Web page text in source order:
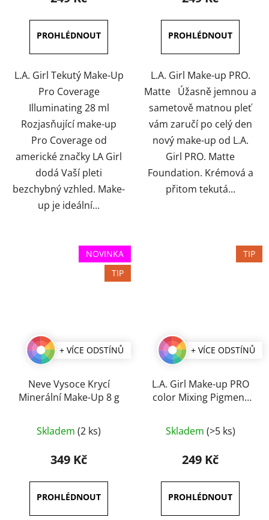
3,6
z
5
hvězdiček.
L.A. Girl Tekutý Make-Up
Pro Coverage
Illuminating 28 ml
Rozjasňující make-up
Pro Coverage od
americké značky LA Girl
dodá Vaší pleti
bezchybný vzhled. Make-
up je ideální...
4,5
z
5
hvězdiček.
L.A. Girl Make-up PRO.
Matte Úžasně jemnou a
sametově matnou pleť
vám zaručí po celý den
nový make-up od L.A.
Girl PRO. Matte
Foundation. Krémová a
přitom tekutá...
NOVINKA
TIP
+ VÍCE ODSTÍNŮ
Neve Vysoce Krycí
Minerální Make-Up 8 g
hodnocení
produktu
3,0
z
Skladem (2 ks)
349 Kč
TIP
+ VÍCE ODSTÍNŮ
L.A. Girl Make-up PRO
color Mixing Pigment
hodnocení
produktu
3,5
z
Skladem (>5 ks)
249 Kč